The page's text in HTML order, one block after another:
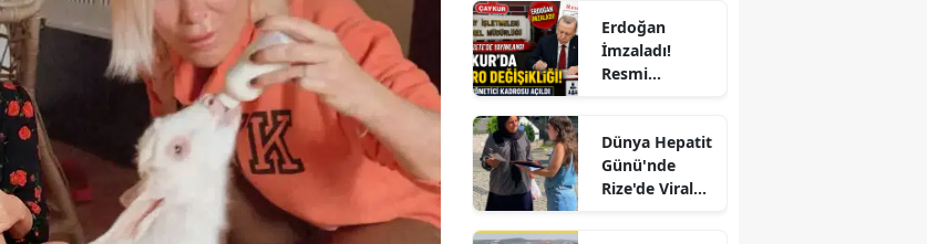
Çanakkale
Çankırı
Çorum
Denizli
Diyarbakır
Erdoğan
İmzaladı!
Resmi
ÇAYKUR'a 4
Yeni Kadro,
KİT'lerde
Dünya Hepatit
Günü'nde
Rize'de Viral